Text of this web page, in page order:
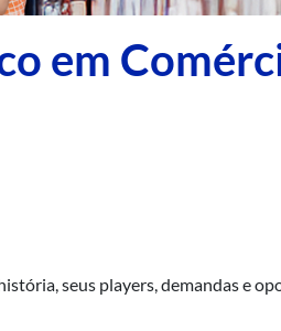
em
seus players, demandas e